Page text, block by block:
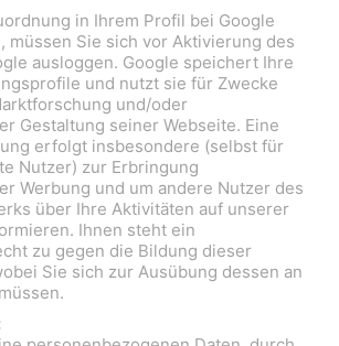
in Ihrem Profil bei Google
müssen Sie sich vor Aktivierung des
ausloggen. Google speichert Ihre
und nutzt sie für Zwecke
und/oder
Gestaltung seiner Webseite. Eine
erfolgt insbesondere (selbst für
Nutzer) zur Erbringung
Werbung und um andere Nutzer des
über Ihre Aktivitäten auf unserer
Ihnen steht ein
zu gegen die Bildung dieser
Sie sich zur Ausübung dessen an